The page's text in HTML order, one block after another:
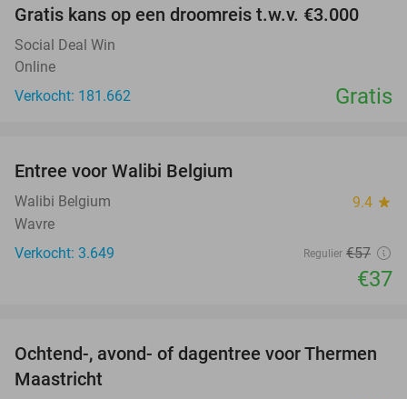
Gratis kans op een droomreis t.w.v. €3.000
Social Deal Win
Online
Verkocht: 181.662
Gratis
Entree voor Walibi Belgium
Walibi Belgium 9.4 star
Wavre
Verkocht: 3.649
Regulier €57
€37
25%
Ochtend-, avond- of dagentree voor Thermen
Maastricht